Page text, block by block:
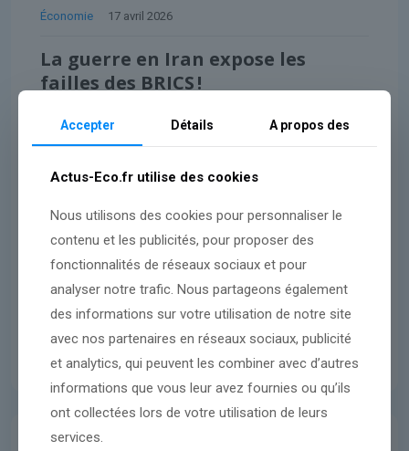
Économie 17 avril 2026
La guerre en Iran expose les
failles des BRICS !
Accepter Détails A propos des
Actus-Eco.fr utilise des cookies
Nous utilisons des cookies pour personnaliser le
contenu et les publicités, pour proposer des
fonctionnalités de réseaux sociaux et pour
analyser notre trafic. Nous partageons également
des informations sur votre utilisation de notre site
avec nos partenaires en réseaux sociaux, publicité
et analytics, qui peuvent les combiner avec d’autres
informations que vous leur avez fournies ou qu’ils
ont collectées lors de votre utilisation de leurs
services.